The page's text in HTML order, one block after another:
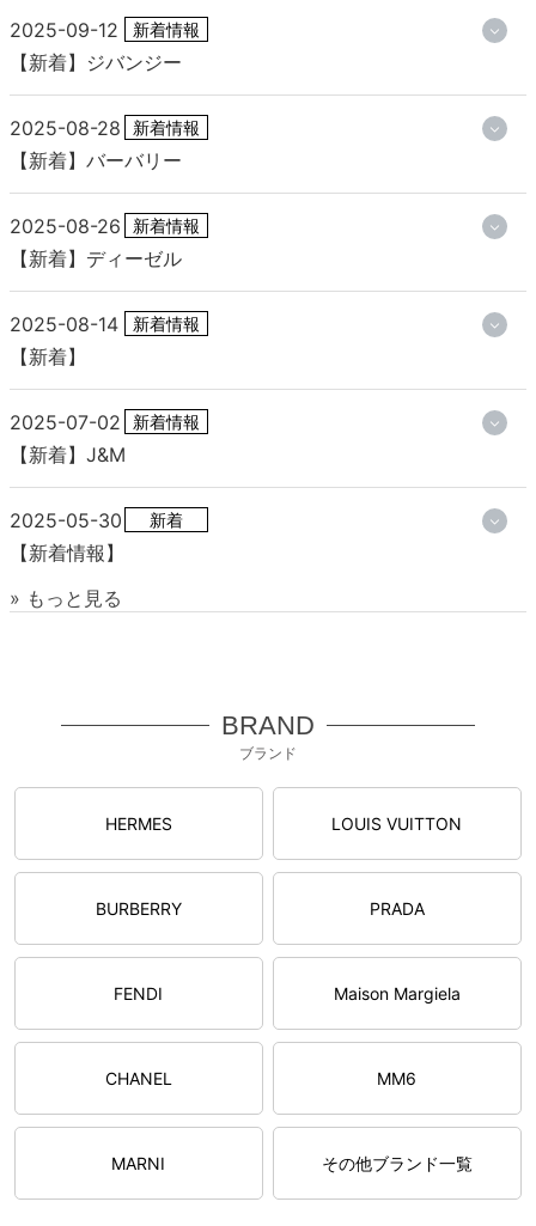
2025-09-12 新着情報
【新着】ジバンジー
2025-08-28 新着情報
【新着】バーバリー
2025-08-26 新着情報
【新着】ディーゼル
2025-08-14 新着情報
【新着】
2025-07-02 新着情報
【新着】J&M
2025-05-30 新着
【新着情報】
» もっと見る
BRAND
ブランド
HERMES LOUIS VUITTON
BURBERRY PRADA
FENDI Maison Margiela
CHANEL MM6
MARNI その他ブランド一覧